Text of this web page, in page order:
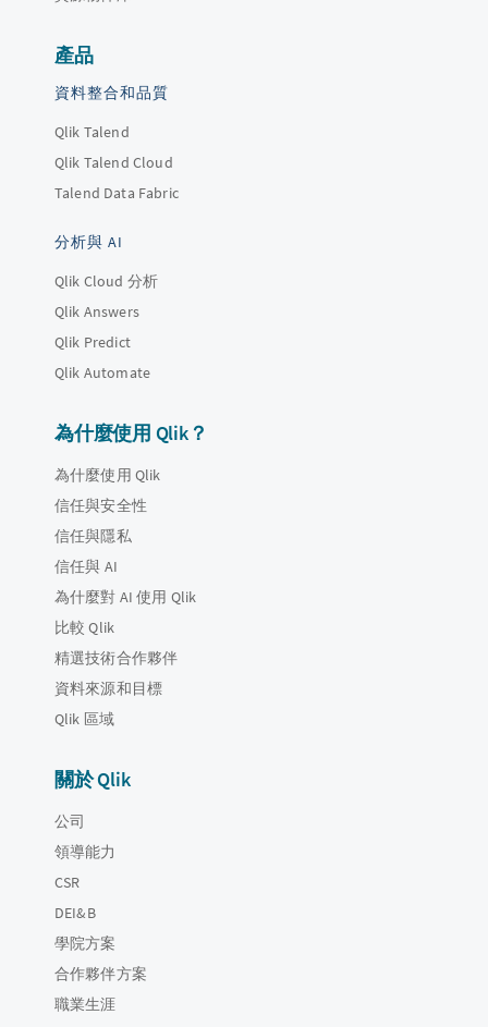
產品
資料整合和品質
Qlik Talend
Qlik Talend Cloud
Talend Data Fabric
分析與 AI
Qlik Cloud 分析
Qlik Answers
Qlik Predict
Qlik Automate
為什麼使用 Qlik？
為什麼使用 Qlik
信任與安全性
信任與隱私
信任與 AI
為什麼對 AI 使用 Qlik
比較 Qlik
精選技術合作夥伴
資料來源和目標
Qlik 區域
關於 Qlik
公司
領導能力
CSR
DEI&B
學院方案
合作夥伴方案
職業生涯